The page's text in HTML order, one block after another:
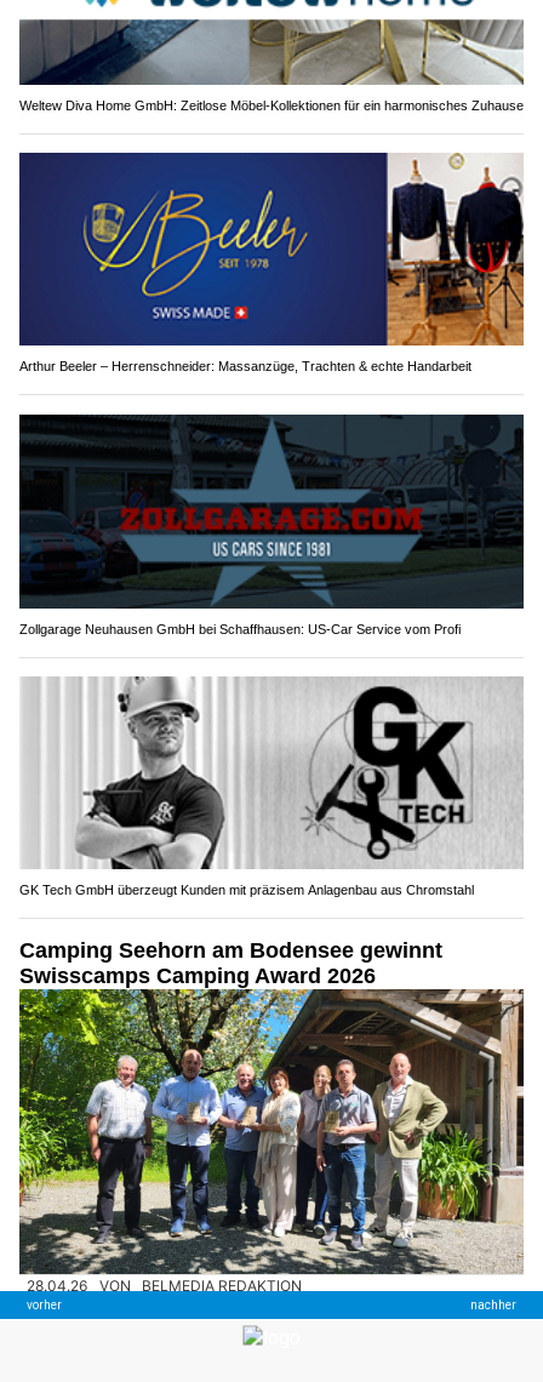
Weltew Diva Home GmbH: Zeitlose Möbel-Kollektionen für ein harmonisches Zuhause
Arthur Beeler – Herrenschneider: Massanzüge, Trachten & echte Handarbeit
Zollgarage Neuhausen GmbH bei Schaffhausen: US-Car Service vom Profi
GK Tech GmbH überzeugt Kunden mit präzisem Anlagenbau aus Chromstahl
Camping Seehorn am Bodensee gewinnt
Swisscamps Camping Award 2026
28.04.26 VON BELMEDIA REDAKTION
An seiner Delegiertenversammlung hat Swisscamps die
Klassensieger der Camping Awards 2026 in der Ost- und